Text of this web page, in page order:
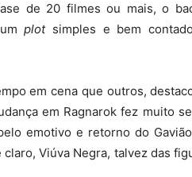
de 20 filmes ou mais, o
umplotsimples e bem
em cena que outros,
em Ragnarok fez muito
emotivo e retorno do
Viúva Negra, talvez das